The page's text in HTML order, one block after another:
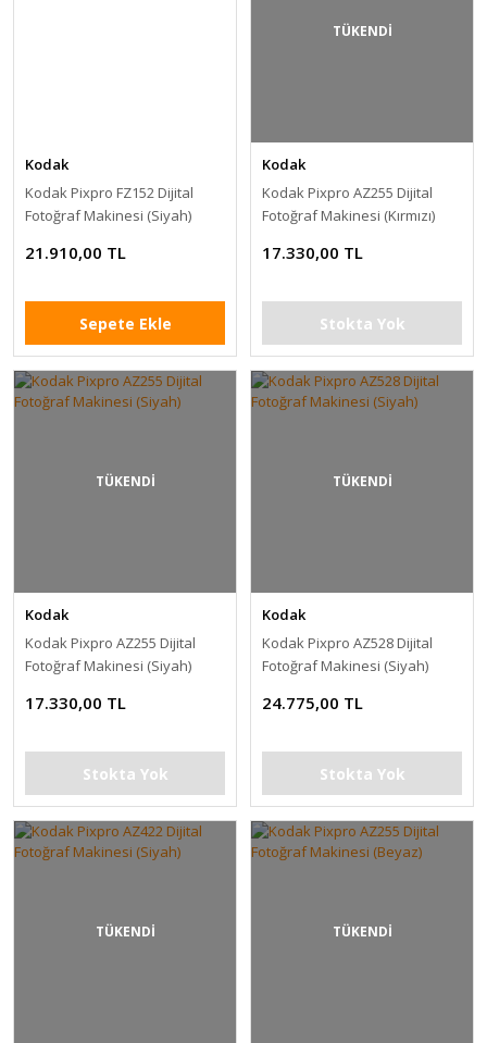
Kodak
Kodak Pixpro FZ152 Dijital
Fotoğraf Makinesi (Siyah)
21.910,00 TL
Sepete Ekle
TÜKENDİ
Kodak
Kodak Pixpro AZ255 Dijital
Fotoğraf Makinesi (Kırmızı)
17.330,00 TL
Stokta Yok
TÜKENDİ
Kodak
Kodak Pixpro AZ255 Dijital
Fotoğraf Makinesi (Siyah)
17.330,00 TL
Stokta Yok
TÜKENDİ
Kodak
Kodak Pixpro AZ528 Dijital
Fotoğraf Makinesi (Siyah)
24.775,00 TL
Stokta Yok
TÜKENDİ TÜKENDİ